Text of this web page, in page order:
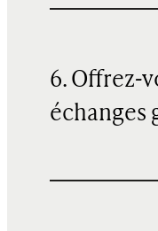
6. Offrez-
échanges